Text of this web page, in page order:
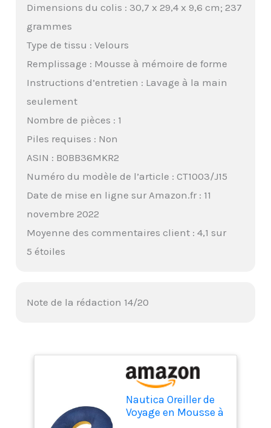
Dimensions du colis : 30,7 x 29,4 x 9,6 cm; 237
grammes
Type de tissu : Velours
Remplissage : Mousse à mémoire de forme
Instructions d’entretien : Lavage à la main
seulement
Nombre de pièces : 1
Piles requises : Non
ASIN : B0BB36MKR2
Numéro du modèle de l’article : CT1003/J15
Date de mise en ligne sur Amazon.fr : 11
novembre 2022
Moyenne des commentaires client : 4,1 sur
5 étoiles
Note de la rédaction 14/20
Nautica Oreiller de
Voyage en Mousse à